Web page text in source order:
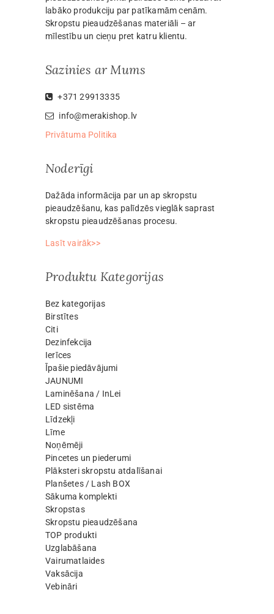
labāko produkciju par patīkamām cenām.
Skropstu pieaudzēšanas materiāli – ar
mīlestību un cieņu pret katru klientu.
Sazinies ar Mums
+371 29913335
info@merakishop.lv
Privātuma Politika
Noderīgi
Dažāda informācija par un ap skropstu
pieaudzēšanu, kas palīdzēs vieglāk saprast
skropstu pieaudzēšanas procesu.
Lasīt vairāk>>
Produktu Kategorijas
Bez kategorijas
Birstītes
Citi
Dezinfekcija
Ierīces
Īpašie piedāvājumi
JAUNUMI
Laminēšana / InLei
LED sistēma
Līdzekļi
Līme
Noņēmēji
Pincetes un piederumi
Plāksteri skropstu atdalīšanai
Planšetes / Lash BOX
Sākuma komplekti
Skropstas
Skropstu pieaudzēšana
TOP produkti
Uzglabāšana
Vairumatlaides
Vaksācija
Vebināri